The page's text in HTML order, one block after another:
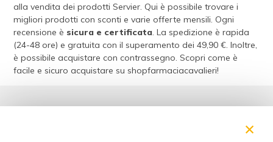
alla vendita dei prodotti Servier. Qui è possibile trovare i
migliori prodotti con sconti e varie offerte mensili. Ogni
recensione è sicura e certificata. La spedizione è rapida
(24-48 ore) e gratuita con il superamento dei 49,90 €. Inoltre,
è possibile acquistare con contrassegno. Scopri come è
facile e sicuro acquistare su shopfarmaciacavalieri!
Acquisti sicuri
×